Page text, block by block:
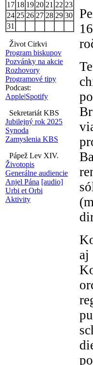
17 18 19 20 21 22 23
24 25 26 27 28 29 30
31
Život Cirkvi
Program biskupov
Pozvánky na akcie
Rozhovory
Programové tipy
Podcast:
Apple|Spotify
Sekretariát KBS
Jubilejný rok 2025
Synoda
Zamyslenia KBS
Pápež Lev XIV.
Životopis
Generálne audiencie
Anjel Pána [audio]
Urbi et Orbi
Aktivity